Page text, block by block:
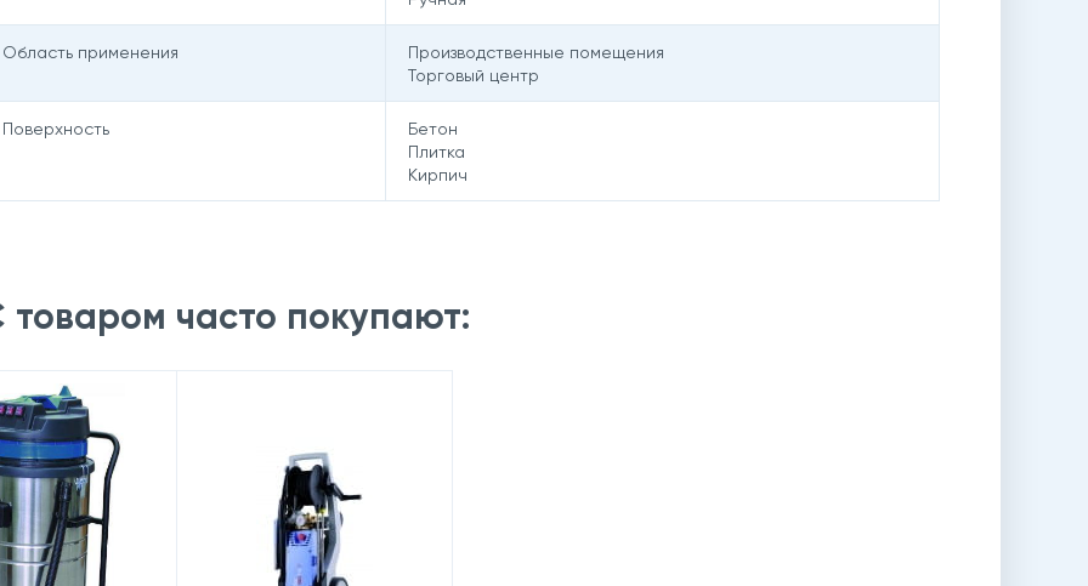
Область применения
Производственные помещения
Торговый центр
Поверхность
Бетон
Плитка
Кирпич
товаром часто покупают: